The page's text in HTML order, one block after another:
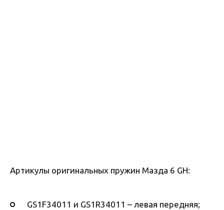
Артикулы оригинальных пружин Мазда 6 GH:
GS1F34011 и GS1R34011 – левая передняя;